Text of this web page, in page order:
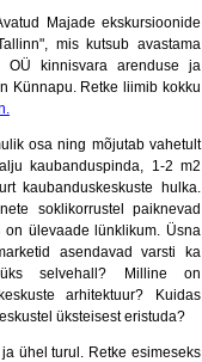
Majade ekskursioonide
mis kutsub avastama
OÜ kinnisvara arenduse ja
Künnapu. Retke liimib kokku
osa ning mõjutab vahetult
kaubanduspinda, 1-2 m2
kaubanduskeskuste hulka.
soklikorrustel paiknevad
ülevaade lünklikum. Üsna
asendavad varsti ka
selvehall? Milline on
arhitektuur? Kuidas
üksteisest eristuda?
ühel turul. Retke esimeseks